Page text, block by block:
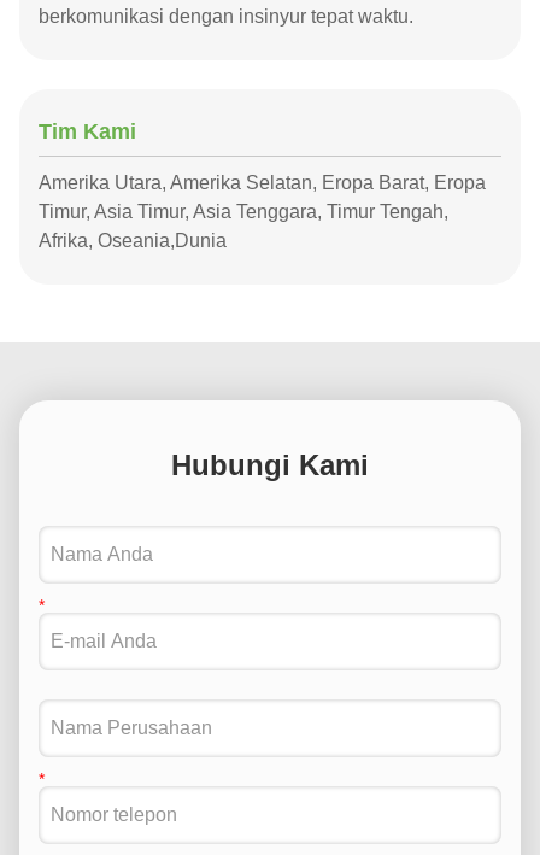
berkomunikasi dengan insinyur tepat waktu.
Tim Kami
Amerika Utara, Amerika Selatan, Eropa Barat, Eropa
Timur, Asia Timur, Asia Tenggara, Timur Tengah,
Afrika, Oseania,Dunia
Hubungi Kami